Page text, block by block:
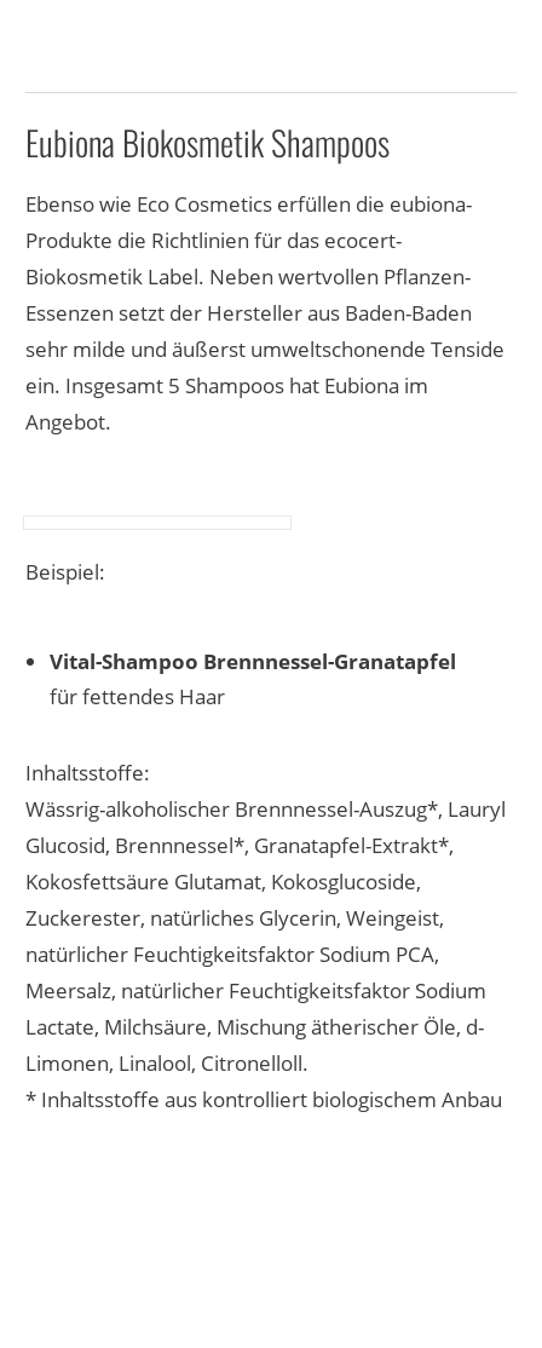
Eubiona Biokosmetik Shampoos
Ebenso wie Eco Cosmetics erfüllen die eubiona-
Produkte die Richtlinien für das ecocert-
Biokosmetik Label. Neben wertvollen Pflanzen-
Essenzen setzt der Hersteller aus Baden-Baden
sehr milde und äußerst umweltschonende Tenside
ein. Insgesamt 5 Shampoos hat Eubiona im
Angebot.
Beispiel:
Vital-Shampoo Brennnessel-Granatapfel
für fettendes Haar
Inhaltsstoffe:
Wässrig-alkoholischer Brennnessel-Auszug*, Lauryl
Glucosid, Brennnessel*, Granatapfel-Extrakt*,
Kokosfettsäure Glutamat, Kokosglucoside,
Zuckerester, natürliches Glycerin, Weingeist,
natürlicher Feuchtigkeitsfaktor Sodium PCA,
Meersalz, natürlicher Feuchtigkeitsfaktor Sodium
Lactate, Milchsäure, Mischung ätherischer Öle, d-
Limonen, Linalool, Citronelloll.
* Inhaltsstoffe aus kontrolliert biologischem Anbau